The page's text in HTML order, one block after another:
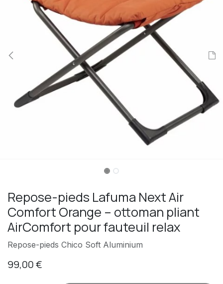
Repose-pieds Lafuma Next Air
Comfort Orange – ottoman pliant
AirComfort pour fauteuil relax
Repose-pieds Chico Soft Aluminium
99,00€